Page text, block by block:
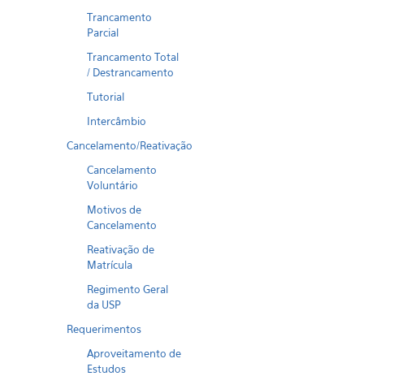
Trancamento
Parcial
Trancamento Total
/ Destrancamento
Tutorial
Intercâmbio
Cancelamento/Reativação
Cancelamento
Voluntário
Motivos de
Cancelamento
Reativação de
Matrícula
Regimento Geral
da USP
Requerimentos
Aproveitamento de
Estudos